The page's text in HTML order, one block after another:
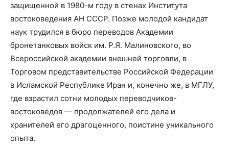
защищенной в 1980-м году в стенах Института
востоковедения АН СССР. Позже молодой кандидат
наук трудился в бюро переводов Академии
бронетанковых войск им. Р.Я. Малиновского, во
Всероссийской академии внешней торговли, в
Торговом представительстве Российской Федерации
в Исламской Республике Иран и, конечно же, в МГЛУ,
где взрастил сотни молодых переводчиков-
востоковедов — продолжателей его дела и
хранителей его драгоценного, поистине уникального
опыта.